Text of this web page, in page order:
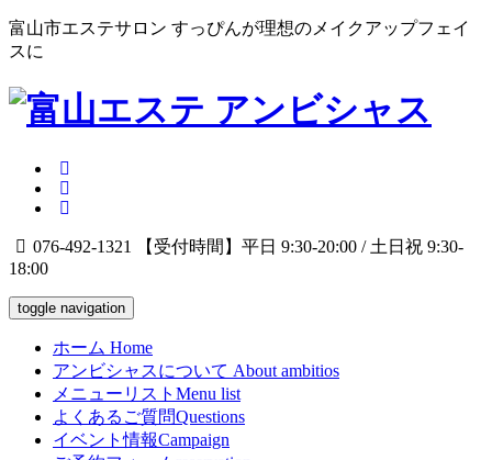
富山市エステサロン すっぴんが理想のメイクアップフェイ
スに
076-492-1321
【受付時間】平日 9:30-20:00 / 土日祝 9:30-
18:00
toggle navigation
ホーム Home
アンビシャスについて About ambitios
メニューリスト Menu list
よくあるご質問Questions
イベント情報Campaign